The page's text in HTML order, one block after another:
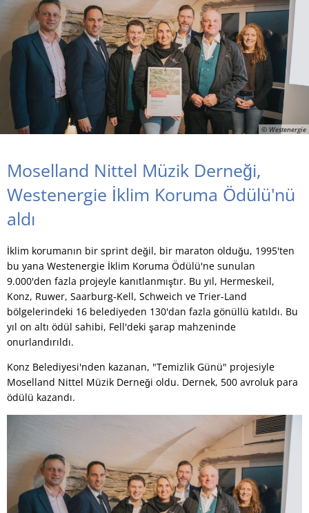
© Westenergie
Moselland Nittel Müzik Derneği,
Westenergie İklim Koruma Ödülü'nü
aldı
İklim korumanın bir sprint değil, bir maraton olduğu, 1995'ten
bu yana Westenergie İklim Koruma Ödülü'ne sunulan
9.000'den fazla projeyle kanıtlanmıştır. Bu yıl, Hermeskeil,
Konz, Ruwer, Saarburg-Kell, Schweich ve Trier-Land
bölgelerindeki 16 belediyeden 130'dan fazla gönüllü katıldı. Bu
yıl on altı ödül sahibi, Fell'deki şarap mahzeninde
onurlandırıldı.
Konz Belediyesi'nden kazanan, "Temizlik Günü" projesiyle
Moselland Nittel Müzik Derneği oldu. Dernek, 500 avroluk para
ödülü kazandı.